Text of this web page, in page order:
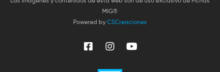
MIG®
Powered by CSCreaciones